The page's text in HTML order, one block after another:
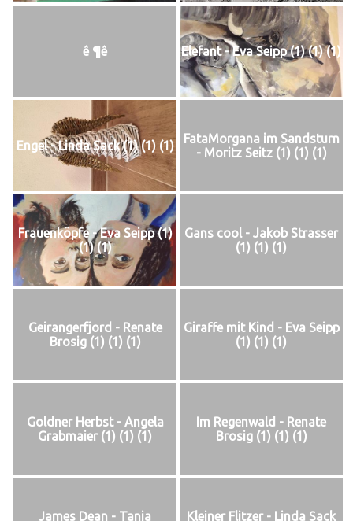
ê ¶ê Elefant - Eva Seipp (1) (1) (1)
Engel - Linda Sack (1) (1) (1)
FataMorgana im Sandsturn
- Moritz Seitz (1) (1) (1)
Frauenköpfe - Eva Seipp (1)
(1) (1)
Gans cool - Jakob Strasser
(1) (1) (1)
Geirangerfjord - Renate
Brosig (1) (1) (1)
Giraffe mit Kind - Eva Seipp
(1) (1) (1)
Goldner Herbst - Angela
Grabmaier (1) (1) (1)
Im Regenwald - Renate
Brosig (1) (1) (1)
James Dean - Tanja Kleiner Flitzer - Linda Sack